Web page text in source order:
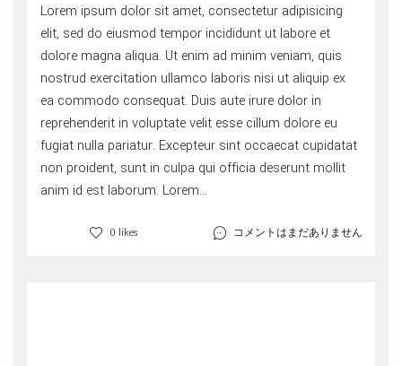
Lorem ipsum dolor sit amet, consectetur adipisicing
elit, sed do eiusmod tempor incididunt ut labore et
dolore magna aliqua. Ut enim ad minim veniam, quis
nostrud exercitation ullamco laboris nisi ut aliquip ex
ea commodo consequat. Duis aute irure dolor in
reprehenderit in voluptate velit esse cillum dolore eu
fugiat nulla pariatur. Excepteur sint occaecat cupidatat
non proident, sunt in culpa qui officia deserunt mollit
anim id est laborum. Lorem...
0 likes コメントはまだありません